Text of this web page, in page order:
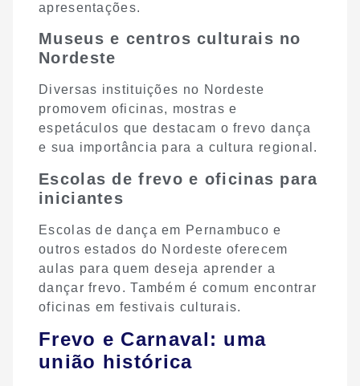
apresentações.
Museus e centros culturais no
Nordeste
Diversas instituições no Nordeste
promovem oficinas, mostras e
espetáculos que destacam o frevo dança
e sua importância para a cultura regional.
Escolas de frevo e oficinas para
iniciantes
Escolas de dança em Pernambuco e
outros estados do Nordeste oferecem
aulas para quem deseja aprender a
dançar frevo. Também é comum encontrar
oficinas em festivais culturais.
Frevo e Carnaval: uma
união histórica